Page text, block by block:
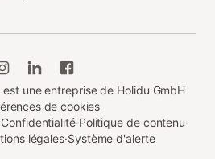
une entreprise de Holidu GmbH
de cookies
Confidentialité·Politique de contenu·
légales·Système d'alerte